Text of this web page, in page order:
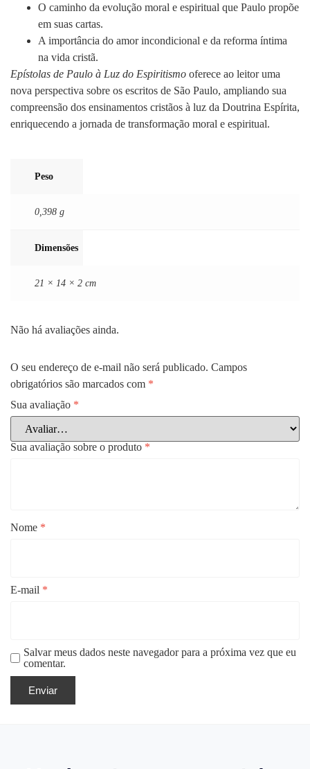
O caminho da evolução moral e espiritual que Paulo propõe
em suas cartas.
A importância do amor incondicional e da reforma íntima
na vida cristã.
Epístolas de Paulo à Luz do Espiritismo oferece ao leitor uma
nova perspectiva sobre os escritos de São Paulo, ampliando sua
compreensão dos ensinamentos cristãos à luz da Doutrina Espírita,
enriquecendo a jornada de transformação moral e espiritual.
Peso
0,398 g
Dimensões
21 × 14 × 2 cm
Não há avaliações ainda.
O seu endereço de e-mail não será publicado. Campos
obrigatórios são marcados com *
Sua avaliação *
Sua avaliação sobre o produto *
Nome *
E-mail *
Salvar meus dados neste navegador para a próxima vez que eu
comentar.